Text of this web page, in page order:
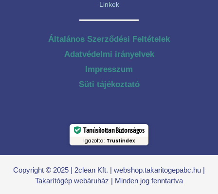
Linkek
Általános Szerződési Feltételek
Adatvédelmi irányelvek
Impresszum
Süti tájékoztató
Tanúsítottan Biztonságos
Igazolta: Trustindex
Copyright © 2025 | 2clean Kft. | webshop.takaritogepabc.hu |
Takarítógép webáruház | Minden jog fenntartva